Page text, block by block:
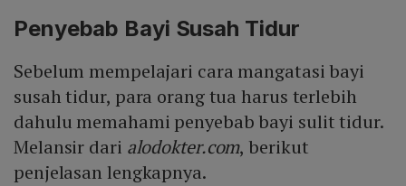
Penyebab Bayi Susah Tidur
Sebelum mempelajari cara mangatasi bayi
susah tidur, para orang tua harus terlebih
dahulu memahami penyebab bayi sulit tidur.
Melansir dari alodokter.com, berikut
penjelasan lengkapnya.